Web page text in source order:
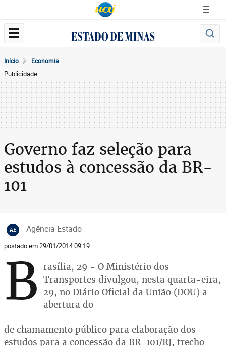
Início Economia
Publicidade
Governo faz seleção para
estudos à concessão da BR-
101
AE Agência Estado
postado em 29/01/2014 09:19
B rasília, 29 - O Ministério dos
Transportes divulgou, nesta quarta-eira,
29, no Diário Oficial da União (DOU) a
abertura do
de chamamento público para elaboração dos
estudos para a concessão da BR-101/RJ, trecho